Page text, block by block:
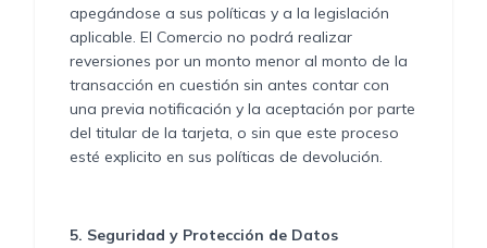
apegándose a sus políticas y a la legislación
aplicable. El Comercio no podrá realizar
reversiones por un monto menor al monto de la
transacción en cuestión sin antes contar con
una previa notificación y la aceptación por parte
del titular de la tarjeta, o sin que este proceso
esté explicito en sus políticas de devolución.
5. Seguridad y Protección de Datos